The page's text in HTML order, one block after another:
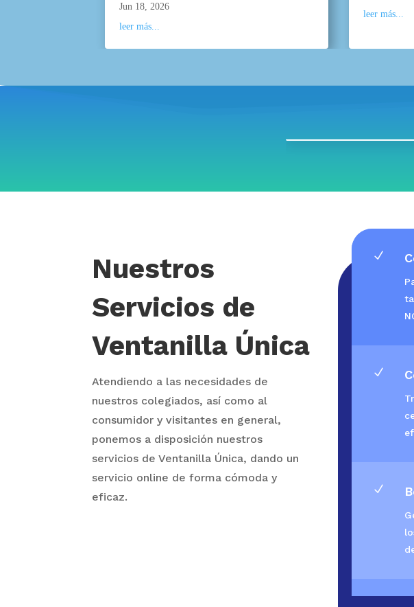
Jun 18, 2026
leer más...
leer más...
Nuestros
Servicios de
Ventanilla Única
Atendiendo a las necesidades de
nuestros colegiados, así como al
consumidor y visitantes en general,
ponemos a disposición nuestros
servicios de Ventanilla Única, dando un
servicio online de forma cómoda y
eficaz.
N
N
N